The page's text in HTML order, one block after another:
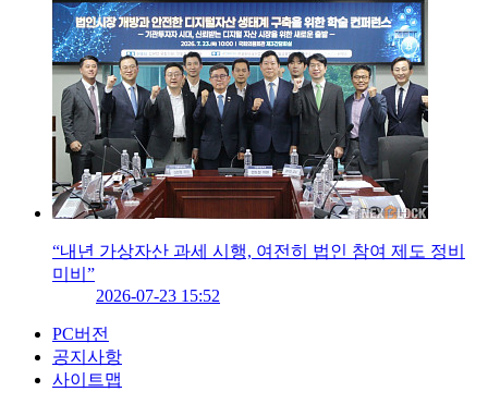
“내년 가상자산 과세 시행, 여전히 법인 참여 제도 정비
미비”
2026-07-23 15:52
PC버전
공지사항
사이트맵